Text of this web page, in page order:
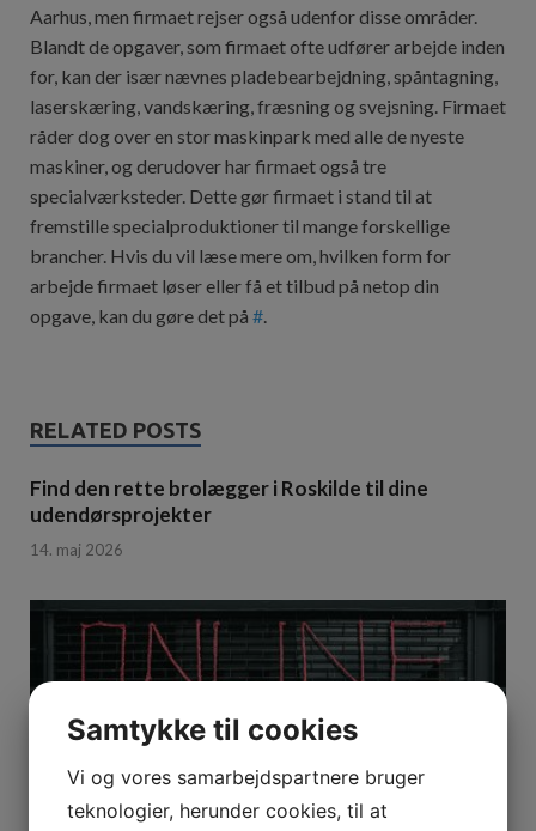
Aarhus, men firmaet rejser også udenfor disse områder.
Blandt de opgaver, som firmaet ofte udfører arbejde inden
for, kan der især nævnes pladebearbejdning, spåntagning,
laserskæring, vandskæring, fræsning og svejsning. Firmaet
råder dog over en stor maskinpark med alle de nyeste
maskiner, og derudover har firmaet også tre
specialværksteder. Dette gør firmaet i stand til at
fremstille specialproduktioner til mange forskellige
brancher. Hvis du vil læse mere om, hvilken form for
arbejde firmaet løser eller få et tilbud på netop din
opgave, kan du gøre det på #.
RELATED POSTS
Find den rette brolægger i Roskilde til dine
udendørsprojekter
14. maj 2026
Samtykke til cookies
Vi og vores samarbejdspartnere bruger
teknologier, herunder cookies, til at